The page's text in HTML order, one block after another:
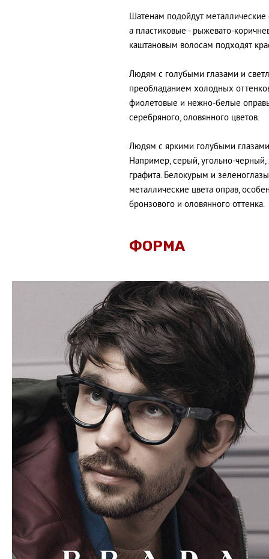
Шатенам подойдут металлические
а пластиковые - рыжевато-
каштановым волосам подходят
Людям с голубыми глазами и
преобладанием холодных
фиолетовые и нежно-белые
серебряного, оловянного цветов.
Людям с яркими голубыми
Например, серый, угольно-
графита. Белокурым и
металлические цвета оправ,
бронзового и оловянного оттенка.
ФОРМА